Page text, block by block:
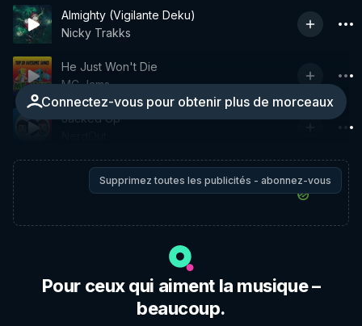
Almighty (Vigilante Deku)
Nicky Trakks
Connectez-vous pour obtenir plus de morceaux
He Just Won't Die
MC Jams
Jacked Up
Supprimez toutes les publicités - abonnez-vous
Pour ceux qui aiment la musique –
beaucoup.